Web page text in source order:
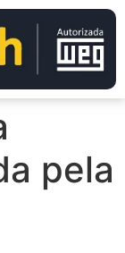
pela